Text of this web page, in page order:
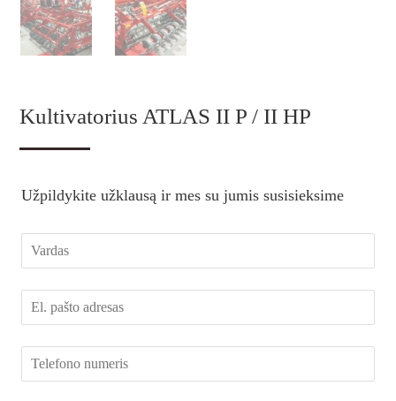
Kultivatorius ATLAS II P / II HP
Užpildykite užklausą ir mes su jumis susisieksime